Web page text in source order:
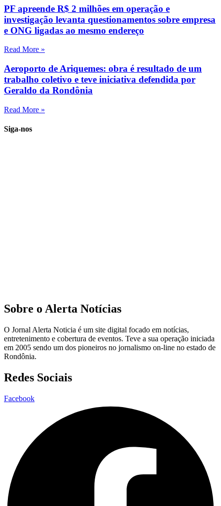
PF apreende R$ 2 milhões em operação e
investigação levanta questionamentos sobre empresa
e ONG ligadas ao mesmo endereço
Read More »
Aeroporto de Ariquemes: obra é resultado de um
trabalho coletivo e teve iniciativa defendida por
Geraldo da Rondônia
Read More »
Siga-nos
Sobre o Alerta Notícias
O Jornal Alerta Noticia é um site digital focado em notícias,
entretenimento e cobertura de eventos. Teve a sua operação iniciada
em 2005 sendo um dos pioneiros no jornalismo on-line no estado de
Rondônia.
Redes Sociais
Facebook